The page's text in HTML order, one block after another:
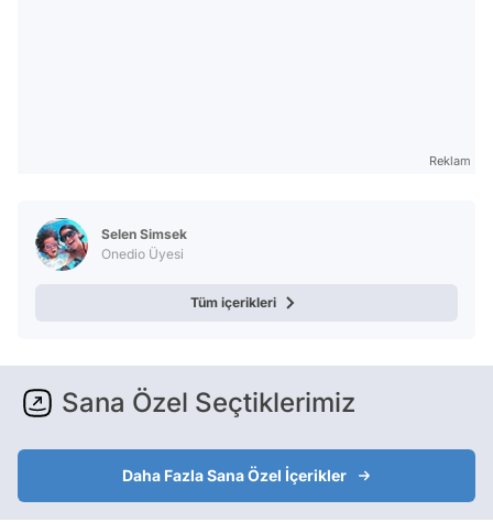
Reklam
Selen Simsek
Onedio Üyesi
Tüm içerikleri
Sana Özel Seçtiklerimiz
Daha Fazla Sana Özel İçerikler